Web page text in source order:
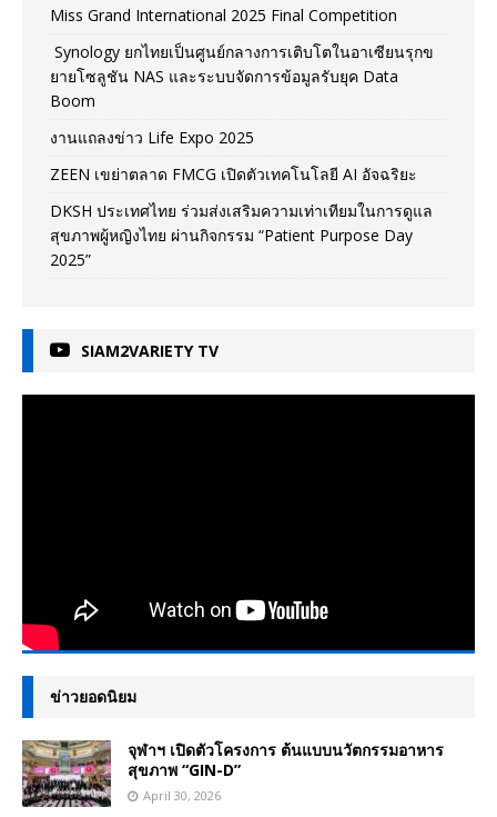
Miss Grand International 2025 Final Competition
Synology ยกไทยเป็นศูนย์กลางการเติบโตในอาเซียนรุกข
ยายโซลูชัน NAS และระบบจัดการข้อมูลรับยุค Data
Boom
งานแถลงข่าว Life Expo 2025
ZEEN เขย่าตลาด FMCG เปิดตัวเทคโนโลยี AI อัจฉริยะ
DKSH ประเทศไทย ร่วมส่งเสริมความเท่าเทียมในการดูแล
สุขภาพผู้หญิงไทย ผ่านกิจกรรม “Patient Purpose Day
2025”
SIAM2VARIETY TV
ข่าวยอดนิยม
จุฬาฯ เปิดตัวโครงการ ต้นแบบนวัตกรรมอาหาร
สุขภาพ “GIN-D”
April 30, 2026